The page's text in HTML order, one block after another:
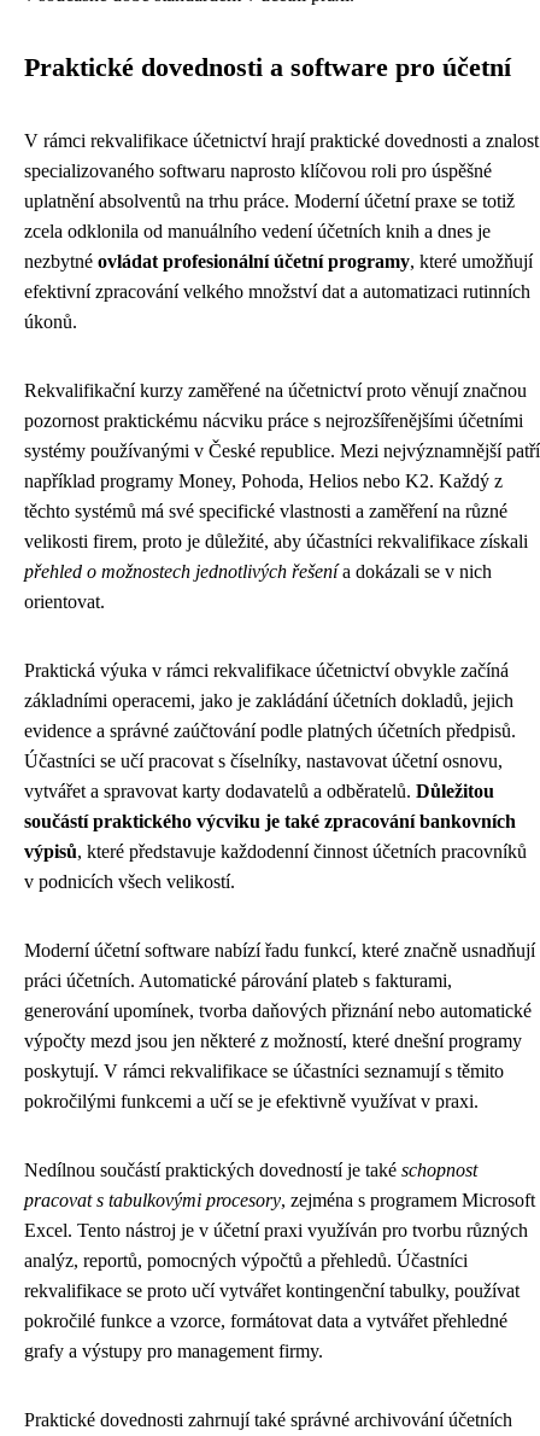
Praktické dovednosti a software pro účetní
V rámci rekvalifikace účetnictví hrají praktické dovednosti a znalost
specializovaného softwaru naprosto klíčovou roli pro úspěšné
uplatnění absolventů na trhu práce. Moderní účetní praxe se totiž
zcela odklonila od manuálního vedení účetních knih a dnes je
nezbytné ovládat profesionální účetní programy, které umožňují
efektivní zpracování velkého množství dat a automatizaci rutinních
úkonů.
Rekvalifikační kurzy zaměřené na účetnictví proto věnují značnou
pozornost praktickému nácviku práce s nejrozšířenějšími účetními
systémy používanými v České republice. Mezi nejvýznamnější patří
například programy Money, Pohoda, Helios nebo K2. Každý z
těchto systémů má své specifické vlastnosti a zaměření na různé
velikosti firem, proto je důležité, aby účastníci rekvalifikace získali
přehled o možnostech jednotlivých řešenía dokázali se v nich
orientovat.
Praktická výuka v rámci rekvalifikace účetnictví obvykle začíná
základními operacemi, jako je zakládání účetních dokladů, jejich
evidence a správné zaúčtování podle platných účetních předpisů.
Účastníci se učí pracovat s číselníky, nastavovat účetní osnovu,
vytvářet a spravovat karty dodavatelů a odběratelů. Důležitou
součástí praktického výcviku je také zpracování bankovních
výpisů, které představuje každodenní činnost účetních pracovníků
v podnicích všech velikostí.
Moderní účetní software nabízí řadu funkcí, které značně usnadňují
práci účetních. Automatické párování plateb s fakturami,
generování upomínek, tvorba daňových přiznání nebo automatické
výpočty mezd jsou jen některé z možností, které dnešní programy
poskytují. V rámci rekvalifikace se účastníci seznamují s těmito
pokročilými funkcemi a učí se je efektivně využívat v praxi.
Nedílnou součástí praktických dovedností je také schopnost
pracovat s tabulkovými procesory, zejména s programem Microsoft
Excel. Tento nástroj je v účetní praxi využíván pro tvorbu různých
analýz, reportů, pomocných výpočtů a přehledů. Účastníci
rekvalifikace se proto učí vytvářet kontingenční tabulky, používat
pokročilé funkce a vzorce, formátovat data a vytvářet přehledné
grafy a výstupy pro management firmy.
Praktické dovednosti zahrnují také správné archivování účetních